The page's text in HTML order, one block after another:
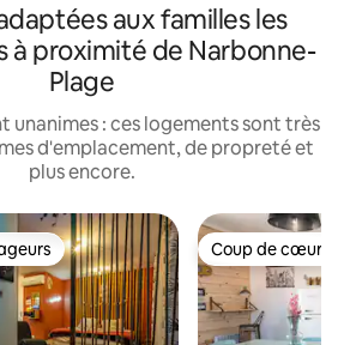
aux familles les
à proximité de Narbonne-
Plage
unanimes : ces logements sont très
d'emplacement, de propreté et
plus encore.
Coup de cœur
Coup de cœur